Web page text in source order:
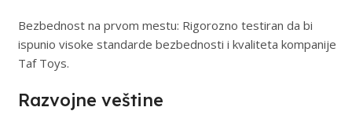
Bezbednost na prvom mestu: Rigorozno testiran da bi
ispunio visoke standarde bezbednosti i kvaliteta kompanije
Taf Toys.
Razvojne veštine